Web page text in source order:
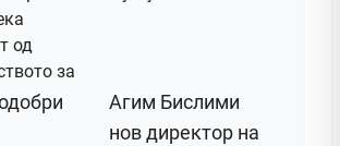
Агим Бислими
нов директор на